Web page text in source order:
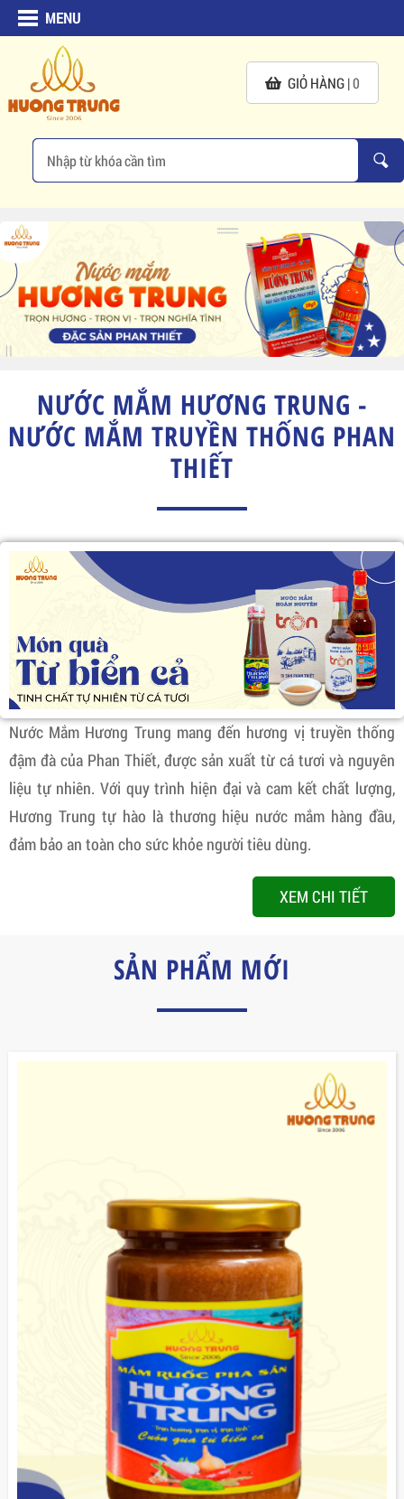
MENU
GIỎ HÀNG |0
NƯỚC MẮM HƯƠNG TRUNG -
NƯỚC MẮM TRUYỀN THỐNG PHAN
THIẾT
Nước Mắm Hương Trung mang đến hương vị truyền thống
đậm đà của Phan Thiết, được sản xuất từ cá tươi và nguyên
liệu tự nhiên. Với quy trình hiện đại và cam kết chất lượng,
Hương Trung tự hào là thương hiệu nước mắm hàng đầu,
đảm bảo an toàn cho sức khỏe người tiêu dùng.
XEM CHI TIẾT
SẢN PHẨM MỚI